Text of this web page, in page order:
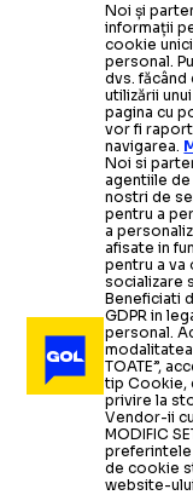
Noi și
informații
cookie
personal.
dvs.
utilizării
pagina cu
vor fi
navigarea.
Noi si
agentiile
nostri de
pentru a
a
afisate in
pentru a
socializare
Beneficiati
GDPR in
personal.
TOATE”,
tip Cookie,
privire la
Vendor-ii
MODIFIC
preferintele
de cookie
website-